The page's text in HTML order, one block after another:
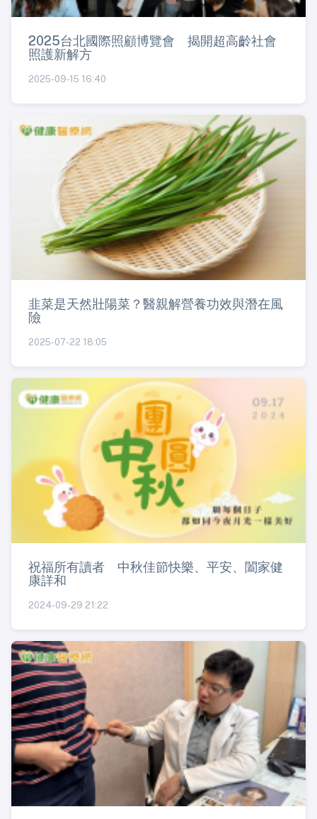
2025台北國際照顧博覽會 揭開超高齡社會
照護新解方
2025-09-15 16:40
韭菜是天然壯陽菜？醫親解營養功效與潛在風
險
2025-07-22 18:05
祝福所有讀者 中秋佳節快樂、平安、闔家健
康詳和
2024-09-29 21:22